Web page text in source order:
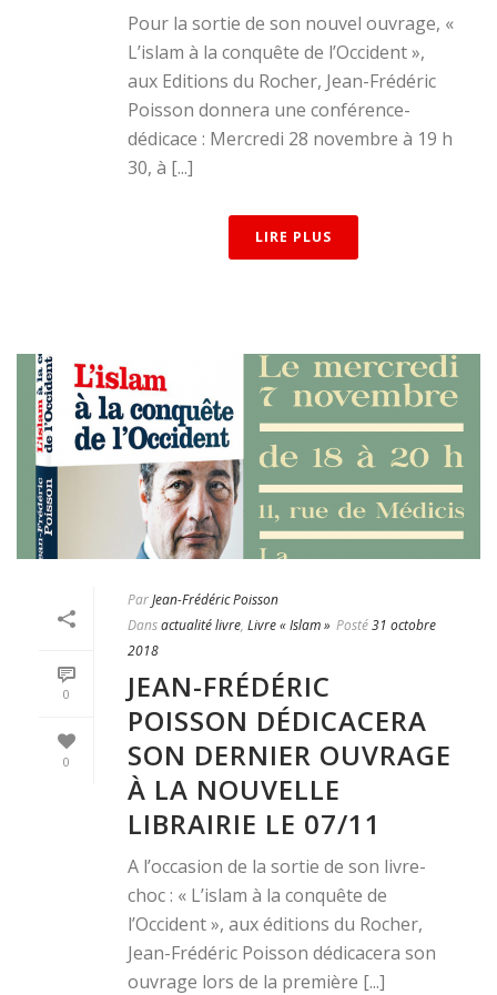
Pour la sortie de son nouvel ouvrage, «
L’islam à la conquête de l’Occident »,
aux Editions du Rocher, Jean-Frédéric
Poisson donnera une conférence-
dédicace : Mercredi 28 novembre à 19 h
30, à [...]
LIRE PLUS
0
0
ParJean-Frédéric Poisson
Dansactualité livre, Livre « Islam » Posté31 octobre
2018
JEAN-FRÉDÉRIC
POISSON DÉDICACERA
SON DERNIER OUVRAGE
À LA NOUVELLE
LIBRAIRIE LE 07/11
A l’occasion de la sortie de son livre-
choc : « L’islam à la conquête de
l’Occident », aux éditions du Rocher,
Jean-Frédéric Poisson dédicacera son
ouvrage lors de la première [...]